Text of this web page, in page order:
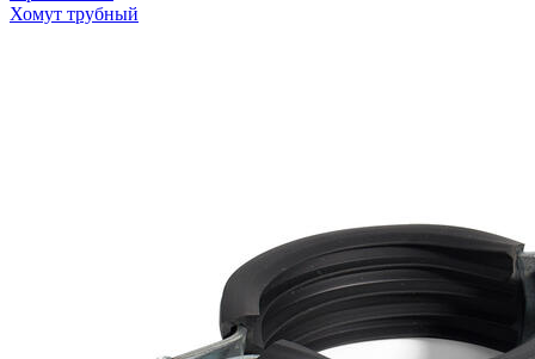
Хомут трубный